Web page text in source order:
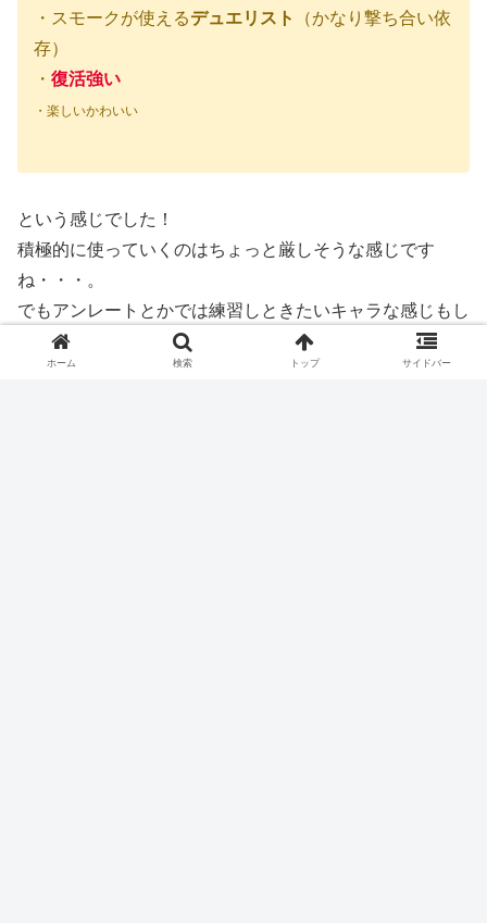
・スモークが使えるデュエリスト
（かなり撃ち合い依
存）
・ 復活強い
・楽しいかわいい
という感じでした！
積極的に使っていくのはちょっと厳しそうな感じです
ね・・・。
でもアンレートとかでは練習しときたいキャラな感じもし
ました！
ホーム 検索 トップ サイドバー